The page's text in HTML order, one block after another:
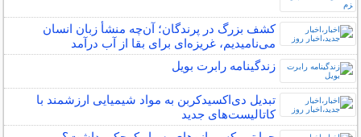
کشف بزرگ در پرندگان؛ آن‌چه منشأ زبان انسان
می‌نامیدیم، غریزه‌ای برای بقا از آب درآمد
زندگینامه رابرت بویل
تبدیل دی‌اکسیدکربن به مواد شیمیایی ارزشمند با
کاتالیست‌های جدید